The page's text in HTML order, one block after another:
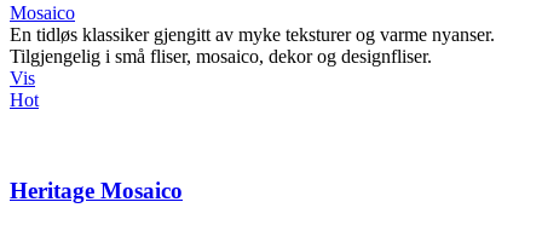
Mosaico
En tidløs klassiker gjengitt av myke teksturer og varme nyanser.
Tilgjengelig i små fliser, mosaico, dekor og designfliser.
Vis
Hot
Heritage Mosaico